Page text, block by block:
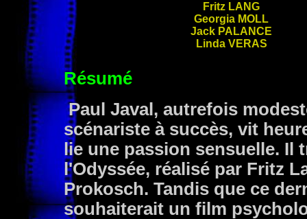
Fritz LANG
Georgia MOLL
Jack PALANCE
Linda VERAS
Résumé
Paul Javal, autrefois
scénariste à succès, vit
lie une passion sensuelle. Il
l'Odyssée, réalisé par Fritz
Prokosch. Tandis que ce
souhaiterait un film